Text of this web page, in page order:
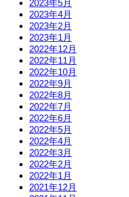
2023年5月
2023年4月
2023年2月
2023年1月
2022年12月
2022年11月
2022年10月
2022年9月
2022年8月
2022年7月
2022年6月
2022年5月
2022年4月
2022年3月
2022年2月
2022年1月
2021年12月